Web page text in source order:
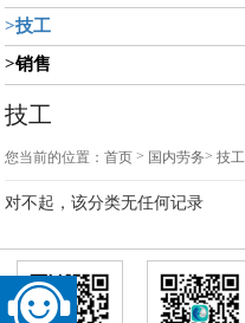
>技工
>销售
技工
您当前的位置：首页 > 国内劳务>技工
对不起，该分类无任何记录